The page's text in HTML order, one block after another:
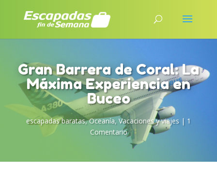
Gran Barrera de Coral: La
Máxima Experiencia en
Buceo
escapadas baratas,Oceanía, Vacaciones y viajes| 1
Comentario